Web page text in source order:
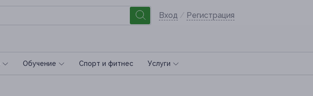
Вход / Регистрация
Обучение Спoрт и фитнес Услуги